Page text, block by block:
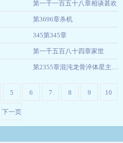
04-25
第一千一百五十八章相谈甚欢
第3696章杀机
345第345章
04-25
第一千五百八十四章家世
04-25
第2355章混沌龙骨淬体星主龙纹初成
04-25
5 6 7 8 9 10
下一页